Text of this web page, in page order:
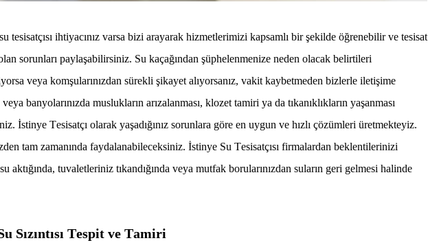
tesisatçısı ihtiyacınız varsa bizi arayarak hizmetlerimizi kapsamlı bir şekilde öğrenebilir ve tesisat
sorunları paylaşabilirsiniz. Su kaçağından şüphelenmenize neden olacak belirtileri
veya komşularınızdan sürekli şikayet alıyorsanız, vakit kaybetmeden bizlerle iletişime
banyolarınızda muslukların arızalanması, klozet tamiri ya da tıkanıklıkların yaşanması
İstinye Tesisatçı olarak yaşadığınız sorunlara göre en uygun ve hızlı çözümleri üretmekteyiz.
tam zamanında faydalanabileceksiniz. İstinye Su Tesisatçısı firmalardan beklentilerinizi
aktığında, tuvaletleriniz tıkandığında veya mutfak borularınızdan suların geri gelmesi halinde
Sızıntısı Tespit ve Tamiri